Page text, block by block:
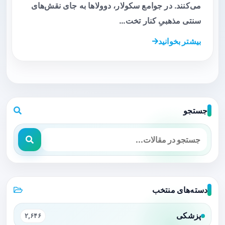
می‌کنند. در جوامع سکولار، دوولاها به جای نقش‌های
سنتی مذهبیِ کنار تخت…
بیشتر بخوانید
جستجو
دسته‌های منتخب
پزشکی ۲,۶۴۶